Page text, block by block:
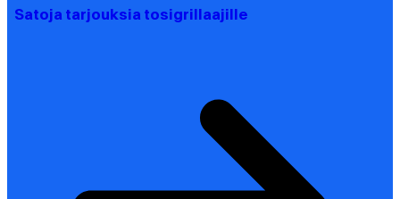
Satoja tarjouksia tosigrillaajille